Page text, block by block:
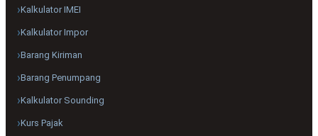
Kalkulator IMEI
Kalkulator Impor
Barang Kiriman
Barang Penumpang
Kalkulator Sounding
Kurs Pajak